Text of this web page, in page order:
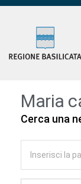
Maria
Cerca una